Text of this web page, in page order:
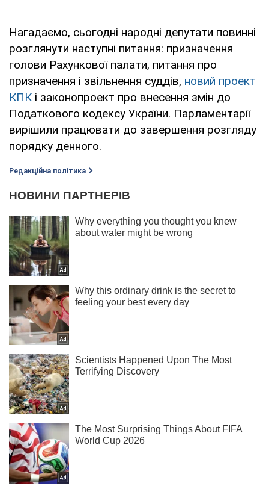
Нагадаємо, сьогодні народні депутати повинні
розглянути наступні питання: призначення
голови Рахункової палати, питання про
призначення і звільнення суддів, новий проект
КПКі законопроект про внесення змін до
Податкового кодексу України. Парламентарії
вирішили працювати до завершення розгляду
порядку денного.
Редакційна політика